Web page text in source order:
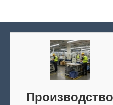
Производство